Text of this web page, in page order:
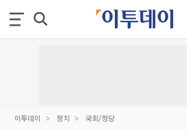
이투데이 정치 국회/정당